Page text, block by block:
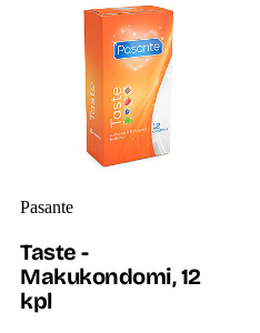
Pasante
Taste -
Makukondomi, 12
kpl